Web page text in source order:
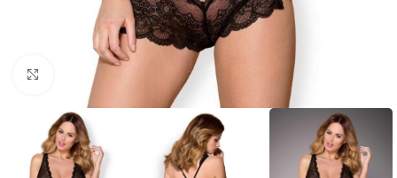
Click to enlarge